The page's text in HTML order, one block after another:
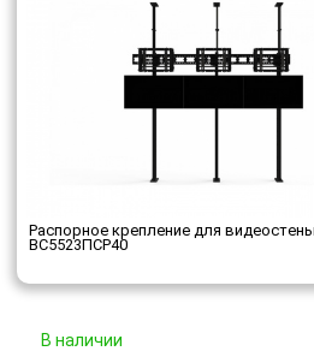
Распорное крепление для
ВС5523ПСР40
В наличии